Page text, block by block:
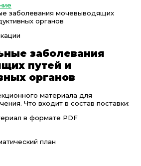
заболевания мочевыводящих
органов
заболевания
путей и
органов
материала для
Что входит в состав поставки:
в формате PDF
план